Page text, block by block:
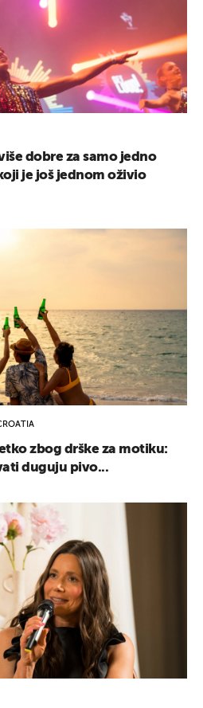
dobre za samo jedno
je još jednom oživio
zbog drške za motiku:
duguju pivo...